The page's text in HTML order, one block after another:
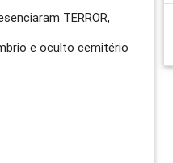
TERROR,
e oculto cemitério